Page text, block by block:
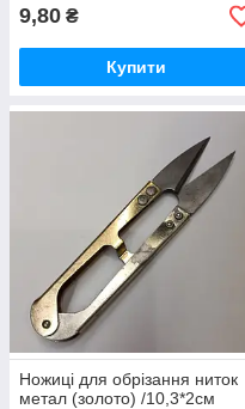
9,80 ₴
Купити
Ножиці для обрізання ниток
метал (золото) /10,3*2см